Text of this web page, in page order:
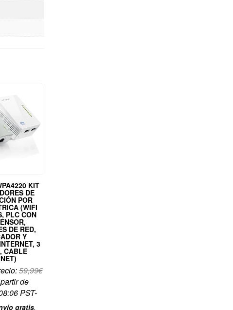
KIT
DE
POR
(WIFI
PLC CON
DE RED,
Y
3
CABLE
59,99€
de
PST-
gratis.